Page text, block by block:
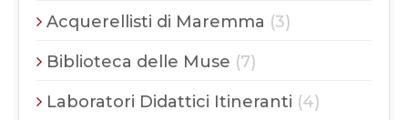
Acquerellisti di Maremma (3)
Biblioteca delle Muse (7)
Laboratori Didattici Itineranti (4)